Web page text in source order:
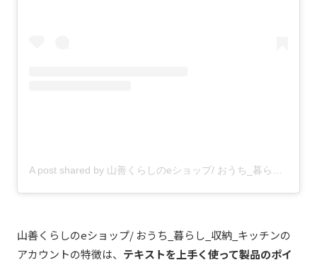
A post shared by 山善くらしのeショップ/ おうち_暮らし_収納_キッチン (@yamazen_shop)
山善くらしのeショップ/ おうち_暮らし_収納_キッチンの
アカウントの特徴は、 テキストを上手く使って製品のポイ